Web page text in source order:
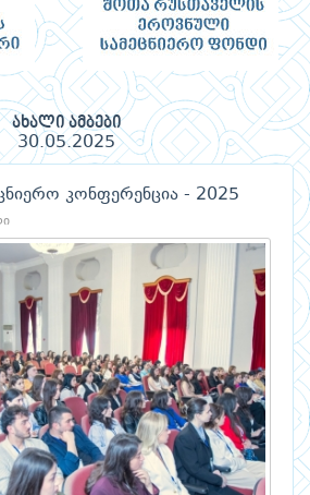
ახალი ამბები
30.05.2025
კონფერენცია - 2025